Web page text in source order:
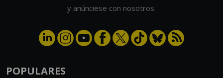
y anúnciese con nosotros.
POPULARES